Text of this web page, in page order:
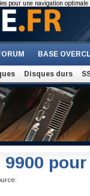
BASE
Disques durs
pour
pour une navigation